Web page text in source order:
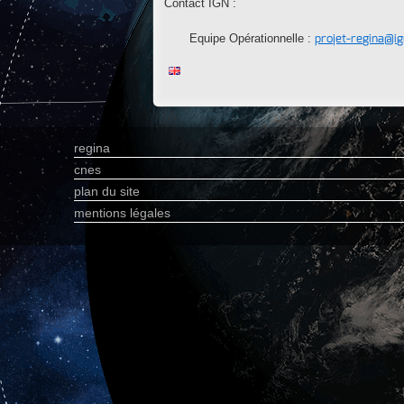
Contact IGN :
Equipe Opérationnelle :projet-
regina
cnes
plan du site
mentions légales